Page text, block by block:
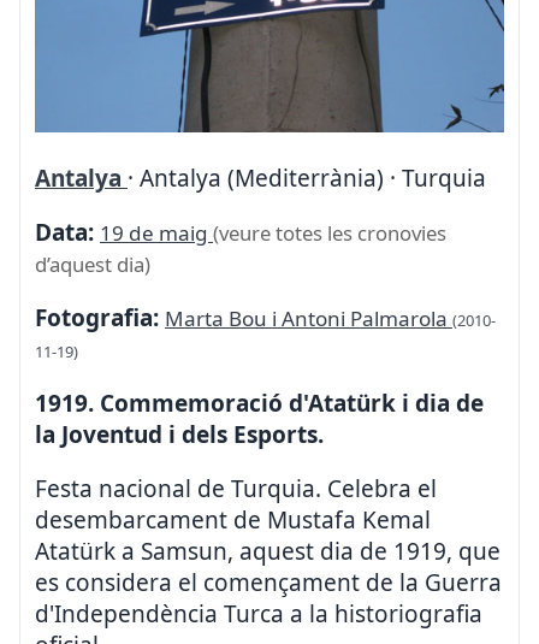
Antalya · Antalya (Mediterrània) · Turquia
Data: 19 de maig (veure totes les cronovies
d’aquest dia)
Fotografia: Marta Bou i Antoni Palmarola (2010-
11-19)
1919. Commemoració d'Atatürk i dia de
la Joventud i dels Esports.
Festa nacional de Turquia. Celebra el
desembarcament de Mustafa Kemal
Atatürk a Samsun, aquest dia de 1919, que
es considera el començament de la Guerra
d'Independència Turca a la historiografia